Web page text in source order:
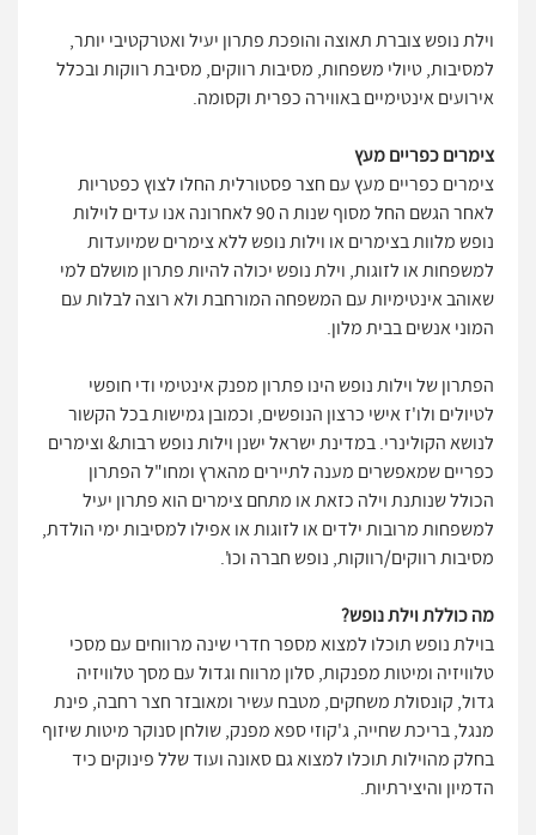
וילת נופש צוברת תאוצה והופכת פתרון יעיל ואטרקטיבי יותר,
למסיבות, טיולי משפחות, מסיבות רווקים, מסיבת רווקות ובכלל
אירועים אינטימיים באווירה כפרית וקסומה.
צימרים כפריים מעץ
צימרים כפריים מעץ עם חצר פסטורלית החלו לצוץ כפטריות
לאחר הגשם החל מסוף שנות ה 90 לאחרונה אנו עדים לוילות
נופש מלוות בצימרים או וילות נופש ללא צימרים שמיועדות
למשפחות או לזוגות, וילת נופש יכולה להיות פתרון מושלם למי
שאוהב אינטימיות עם המשפחה המורחבת ולא רוצה לבלות עם
המוני אנשים בבית מלון.
הפתרון של וילות נופש הינו פתרון מפנק אינטימי ודי חופשי
לטיולים ולו'ז אישי כרצון הנופשים, וכמובן גמישות בכל הקשור
לנושא הקולינרי. במדינת ישראל ישנן וילות נופש רבות& וצימרים
כפריים שמאפשרים מענה לתיירים מהארץ ומחו"ל הפתרון
הכולל שנותנת וילה כזאת או מתחם צימרים הוא פתרון יעיל
למשפחות מרובות ילדים או לזוגות או אפילו למסיבות ימי הולדת,
מסיבות רווקים/רווקות, נופש חברה וכו'.
מה כוללת וילת נופש?
בוילת נופש תוכלו למצוא מספר חדרי שינה מרווחים עם מסכי
טלוויזיה ומיטות מפנקות, סלון מרווח וגדול עם מסך טלוויזיה
גדול, קונסולת משחקים, מטבח עשיר ומאובזר חצר רחבה, פינת
מנגל, בריכת שחייה, ג'קוזי ספא מפנק, שולחן סנוקר מיטות שיזוף
בחלק מהוילות תוכלו למצוא גם סאונה ועוד שלל פינוקים כיד
הדמיון והיצירתיות.